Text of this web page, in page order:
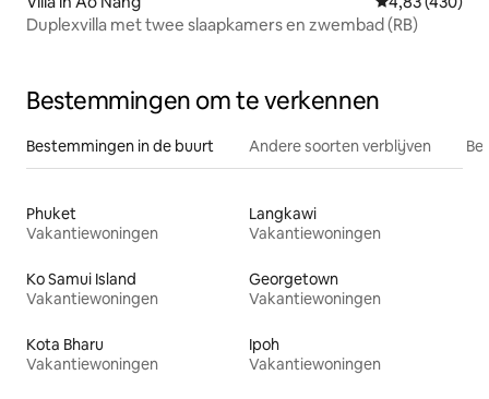
Duplexvilla met twee slaapkamers en zwembad (RB)
Bestemmingen om te verkennen
Bestemmingen in de buurt Andere soorten verblijven
Phuket
Vakantiewoningen
Langkawi
Vakantiewoningen
Ko Samui Island
Vakantiewoningen
Georgetown
Vakantiewoningen
Kota Bharu
Vakantiewoningen
Ipoh
Vakantiewoningen